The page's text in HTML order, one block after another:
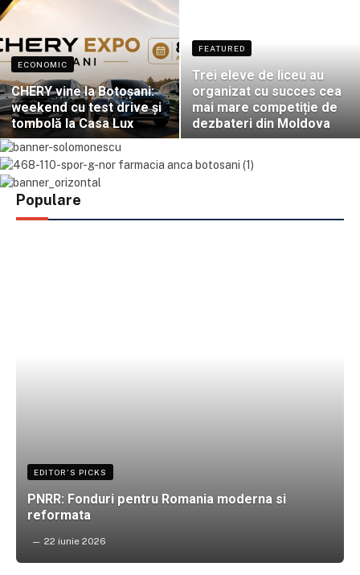
ECONOMIC
CHERY vine la Botoșani:
weekend cu test drive și
tombolă la Casa Lux
FEATURED
Trei eleve de liceu au
organizat cu succes cea
mai mare competiție de
dezbateri din Moldova
Populare
EDITOR'S PICKS
PNRR: Fonduri pentru Romania moderna si
reformata
22 iunie 2026